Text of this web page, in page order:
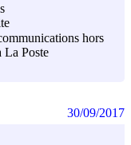
hors
La Poste
30/09/2017